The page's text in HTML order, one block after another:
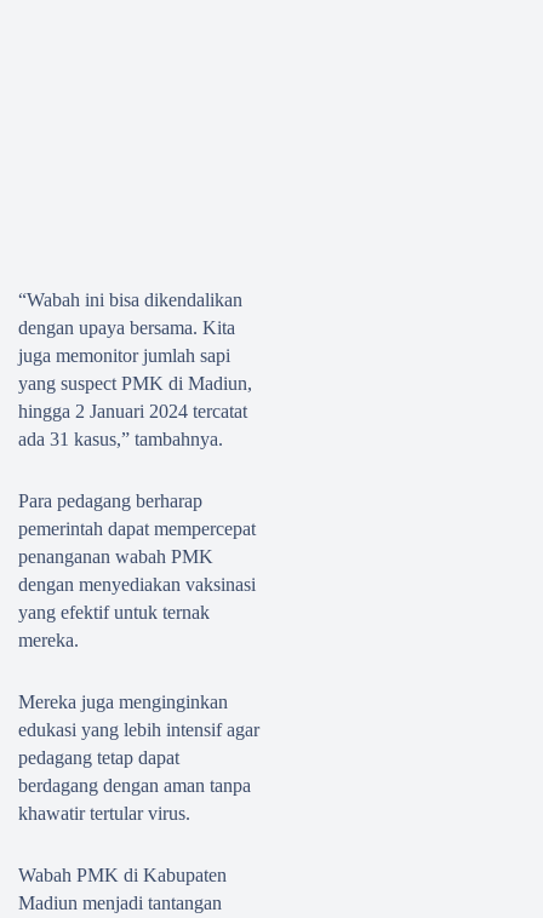
“Wabah ini bisa dikendalikan
dengan upaya bersama. Kita
juga memonitor jumlah sapi
yang suspect PMK di Madiun,
hingga 2 Januari 2024 tercatat
ada 31 kasus,” tambahnya.
Para pedagang berharap
pemerintah dapat mempercepat
penanganan wabah PMK
dengan menyediakan vaksinasi
yang efektif untuk ternak
mereka.
Mereka juga menginginkan
edukasi yang lebih intensif agar
pedagang tetap dapat
berdagang dengan aman tanpa
khawatir tertular virus.
Wabah PMK di Kabupaten
Madiun menjadi tantangan